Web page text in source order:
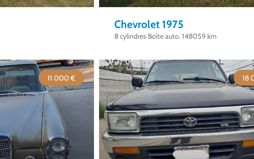
Chevrolet 1975
8 cylindres Boîte auto. 148059 km
11 000 € 18